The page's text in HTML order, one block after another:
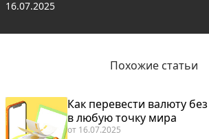
16.07.2025
Похожие статьи
Как перевести валюту
в любую точку мира
от 16.07.2025